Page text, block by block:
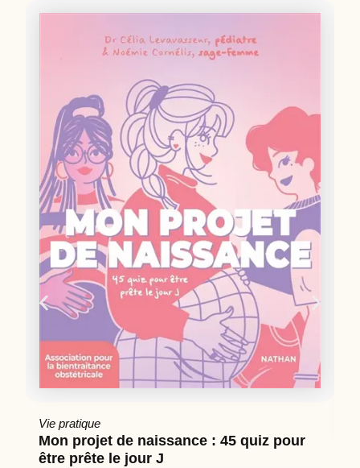
Vie pratique
Mon projet de naissance : 45 quiz pour
être prête le jour J